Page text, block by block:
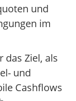
und
im
das Ziel, als
und
Cashflows